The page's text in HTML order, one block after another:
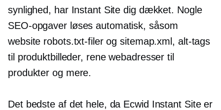
synlighed, har Instant Site dig dækket. Nogle
SEO-opgaver løses automatisk, såsom
website robots.txt-filer og sitemap.xml, alt-tags
til produktbilleder, rene webadresser til
produkter og mere.
Det bedste af det hele, da Ecwid Instant Site er